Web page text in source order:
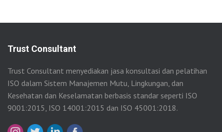
Trust Consultant
Trust Consultant menyediakan jasa konsultasi dan pelatihan
ISO dalam Sistem Manajemen Mutu, Lingkungan, dan
Kesehatan dan Keselamatan berbasis standar seperti ISO
9001:2015, ISO 14001:2015 dan ISO 45001:2018.